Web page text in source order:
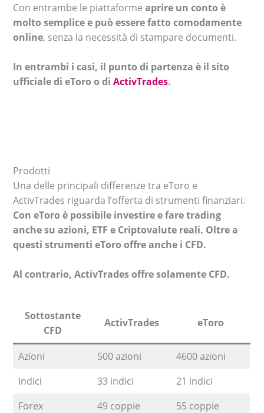
Con entrambe le piattaformeaprire un conto è
molto semplice e può essere fatto comodamente
online, senza la necessità di stampare documenti.
In entrambi i casi, il punto di partenza è il sito
ufficiale di eToro o diActivTrades.
Prodotti
Una delle principali differenze tra eToro e
ActivTrades riguarda l’offerta di strumenti finanziari.
Con eToro è possibile investire e fare trading
anche su azioni, ETF e Criptovalute reali. Oltre a
questi strumenti eToro offre anche i CFD.
Al contrario, ActivTrades offre solamente CFD.
Sottostante
CFD
ActivTrades eToro
Azioni 500 azioni
4600 azioni
Indici
33 indici
21 indici
Forex
49 coppie 55 coppie